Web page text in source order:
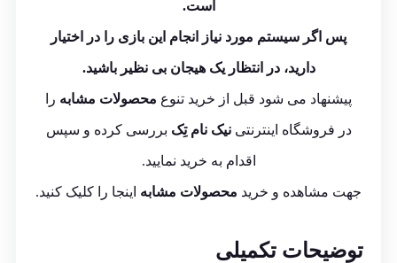
است.
پس اگر سیستم مورد نیاز انجام این بازی را در اختیار
دارید، در انتظار یک هیجان بی نظیر باشید.
پیشنهاد می شود قبل از خرید تنوع محصولات مشابه را
در فروشگاه اینترنتینیک نام تِک بررسی کرده و سپس
اقدام به خرید نمایید.
جهت مشاهده و خرید محصولات مشابه اینجا را کلیک کنید.
توضیحات تکمیلی